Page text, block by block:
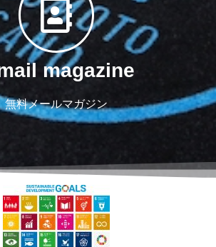
magazine
無料メールマガジン